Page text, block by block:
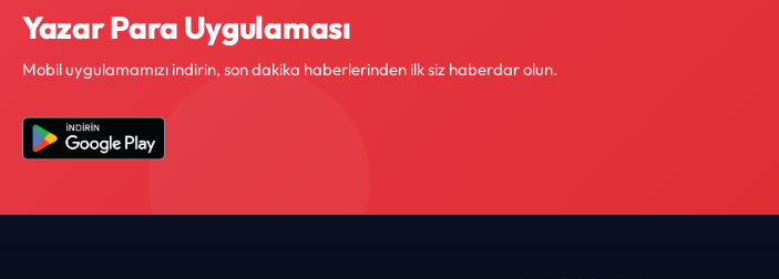
Yazar Para Uygulaması
Mobil uygulamamızı indirin, son dakika haberlerinden ilk siz haberdar olun.